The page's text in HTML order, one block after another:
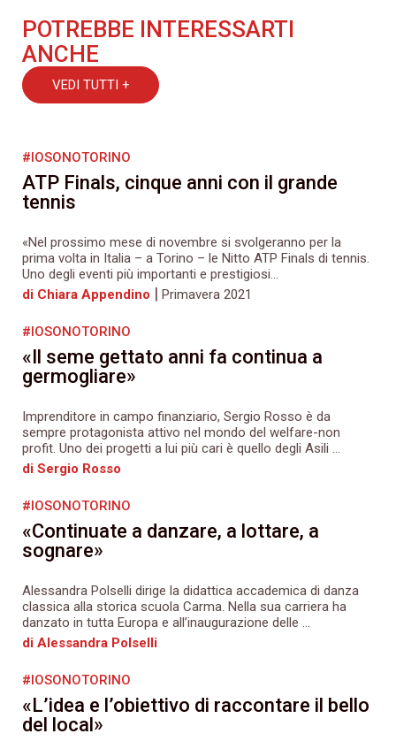
POTREBBE INTERESSARTI
ANCHE
VEDI TUTTI +
#IOSONOTORINO
ATP Finals, cinque anni con il grande
tennis
«Nel prossimo mese di novembre si svolgeranno per la
prima volta in Italia – a Torino – le Nitto ATP Finals di tennis.
Uno degli eventi più importanti e prestigiosi...
di Chiara Appendino | Primavera 2021
#IOSONOTORINO
«Il seme gettato anni fa continua a
germogliare»
Imprenditore in campo finanziario, Sergio Rosso è da
sempre protagonista attivo nel mondo del welfare-non
profit. Uno dei progetti a lui più cari è quello degli Asili ...
di Sergio Rosso
#IOSONOTORINO
«Continuate a danzare, a lottare, a
sognare»
Alessandra Polselli dirige la didattica accademica di danza
classica alla storica scuola Carma. Nella sua carriera ha
danzato in tutta Europa e all’inaugurazione delle ...
di Alessandra Polselli
#IOSONOTORINO
«L’idea e l’obiettivo di raccontare il bello
del local»